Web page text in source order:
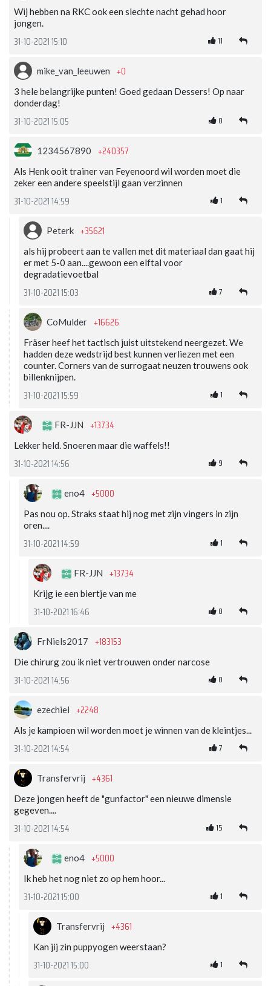
Wij hebben na RKC ook een slechte nacht gehad hoor
jongen.
31-10-2021 15:10 11
mike_van_leeuwen +0
3 hele belangrijke punten! Goed gedaan Dessers! Op naar
donderdag!
31-10-2021 15:05 0
1234567890 +240357
Als Henk ooit trainer van Feyenoord wil worden moet die
zeker een andere speelstijl gaan verzinnen
31-10-2021 14:59 1
Peterk +35621
als hij probeert aan te vallen met dit materiaal dan gaat hij
er met 5-0 aan....gewoon een elftal voor
degradatievoetbal
31-10-2021 15:03 7
CoMulder +16626
Fräser heef het tactisch juist uitstekend neergezet. We
hadden deze wedstrijd best kunnen verliezen met een
counter. Corners van de surrogaat neuzen trouwens ook
billenknijpen.
31-10-2021 15:59 1
FR-JJN +13734
Lekker held. Snoeren maar die waffels!!
31-10-2021 14:56 9
eno4 +5000
Pas nou op. Straks staat hij nog met zijn vingers in zijn
oren....
31-10-2021 14:59 1
FR-JJN +13734
Krijg ie een biertje van me
31-10-2021 16:46 0
FrNiels2017 +183153
Die chirurg zou ik niet vertrouwen onder narcose
31-10-2021 14:56 0
ezechiel +2248
Als je kampioen wil worden moet je winnen van de kleintjes...
31-10-2021 14:54 7
Transfervrij +4361
Deze jongen heeft de "gunfactor" een nieuwe dimensie
gegeven....
31-10-2021 14:54 15
eno4 +5000
Ik heb het nog niet zo op hem hoor...
31-10-2021 15:00 1
Transfervrij +4361
Kan jij zin puppyogen weerstaan?
31-10-2021 15:00 1